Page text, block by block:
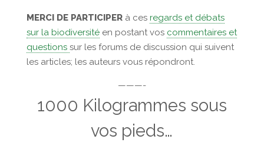
MERCI DE PARTICIPER à ces regards et débats
sur la biodiversitéen postant vos commentaires et
questions sur les forums de discussion qui suivent
les articles; les auteurs vous répondront.
———-
1000 Kilogrammes sous
vos pieds…